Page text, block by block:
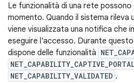
Le funzionalità di una rete possono
momento. Quando il sistema rileva
viene visualizzata una notifica che
eseguire l'accesso. Durante
dispone delle funzionalità
NET_CAPABILITY_VALIDATED .